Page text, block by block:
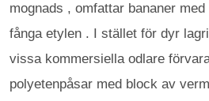
mognads , omfattar bananer
fånga etylen . I stället för dyr
vissa kommersiella odlare
polyetenpåsar med block av